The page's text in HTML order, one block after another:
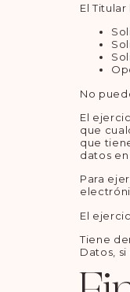
El
No
El
que
que
datos
Para
El
Tiene
Datos,